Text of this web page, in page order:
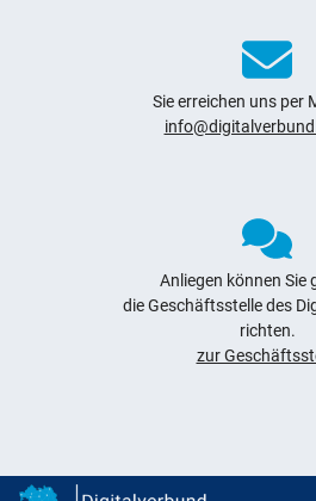
Sie erreichen uns per
Anliegen können Sie
die Geschäftsstelle des
richten.
zur